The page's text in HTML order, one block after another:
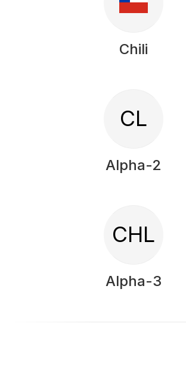
Chili
CL
Alpha-2
CHL
Alpha-3